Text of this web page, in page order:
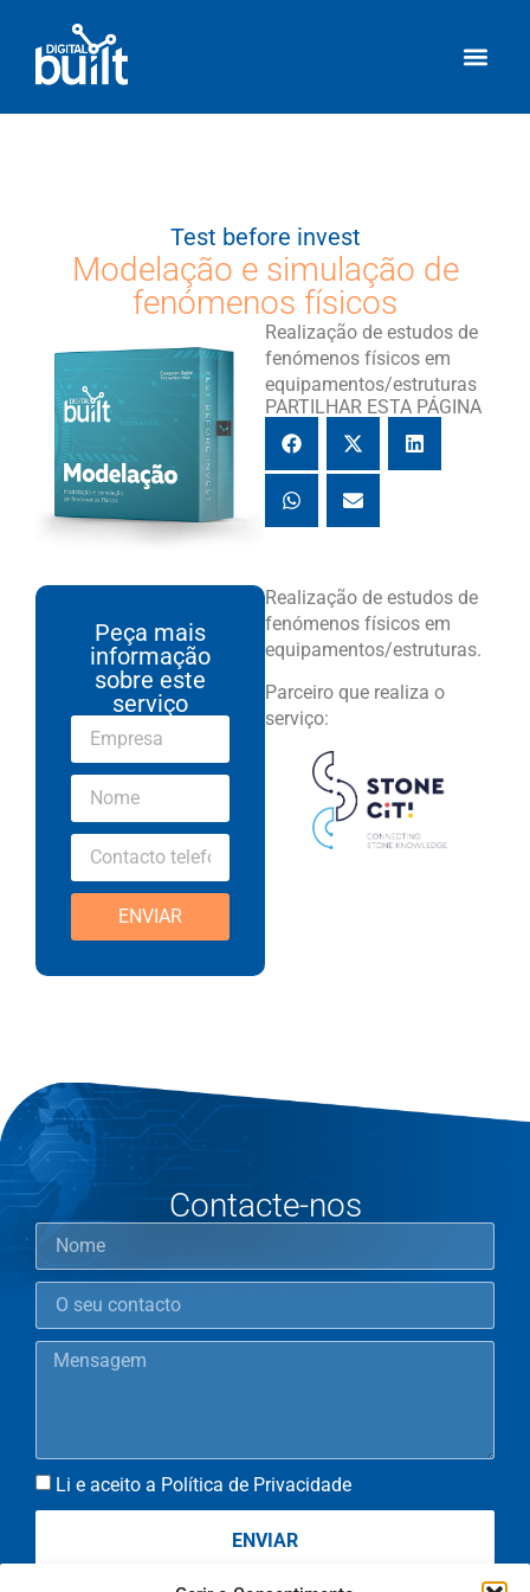
Test before invest
Modelação e simulação de
fenómenos físicos
Realização de estudos de
fenómenos físicos em
equipamentos/estruturas
PARTILHAR ESTA PÁGINA
Peça mais
informação
sobre este
serviço
ENVIAR
Realização de estudos de
fenómenos físicos em
equipamentos/estruturas.
Parceiro que realiza o
serviço:
Contacte-nos
Li e aceito a Política de Privacidade
ENVIAR